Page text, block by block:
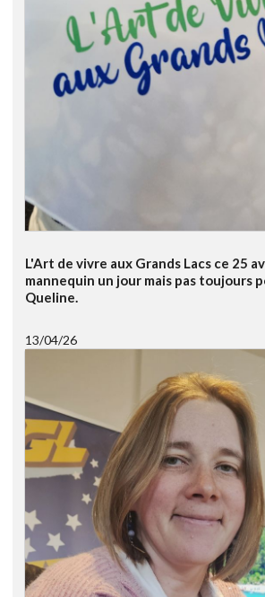
L'Art de vivre aux Grands Lacs ce 25
mannequin un jour mais pas toujours
Queline.
13/04/26